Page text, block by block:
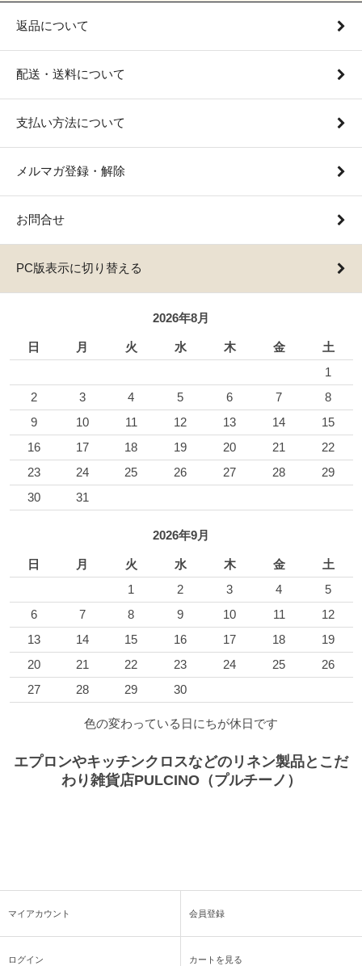
返品について
配送・送料について
支払い方法について
メルマガ登録・解除
お問合せ
PC版表示に切り替える
2026年8月
日 月 火 水 木 金
土
1
2
3 4 5 6 7
8
9
10 11 12 13 14
15
16
17 18 19 20 21
22
23
24 25 26 27 28
29
30
31
2026年9月
日 月 火 水 木 金
土
1
2 3 4
5
6
7 8 9 10 11
12
13
14 15 16 17 18
19
20
21 22 23 24 25
26
27
28 29 30
色の変わっている日にちが休日です
エプロンやキッチンクロスなどのリネン製品とこだ
わり雑貨店PULCINO（プルチーノ）
マイアカウント 会員登録
ログイン カートを見る